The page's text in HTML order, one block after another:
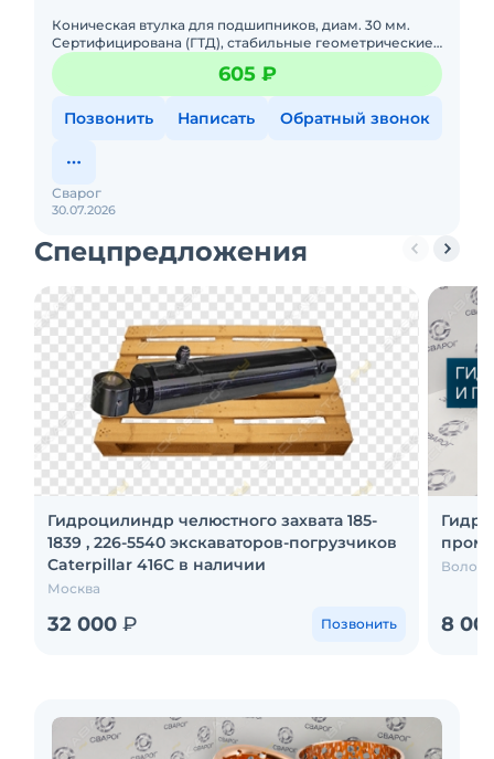
Коническая втулка для подшипников, диам. 30 мм.
Сертифицирована (ГТД), стабильные геометрические
размеры. Для фиксации подшипников на валу.
605 ₽
Позвонить Написать Обратный звонок
30.07.2026
Сварог
Спецпредложения
Гидроцилиндр челюстного захвата 185-
1839 , 226-5540 экскаваторов-погрузчиков
Caterpillar 416C в наличии
Москва
32 000 ₽ Позвонить 8